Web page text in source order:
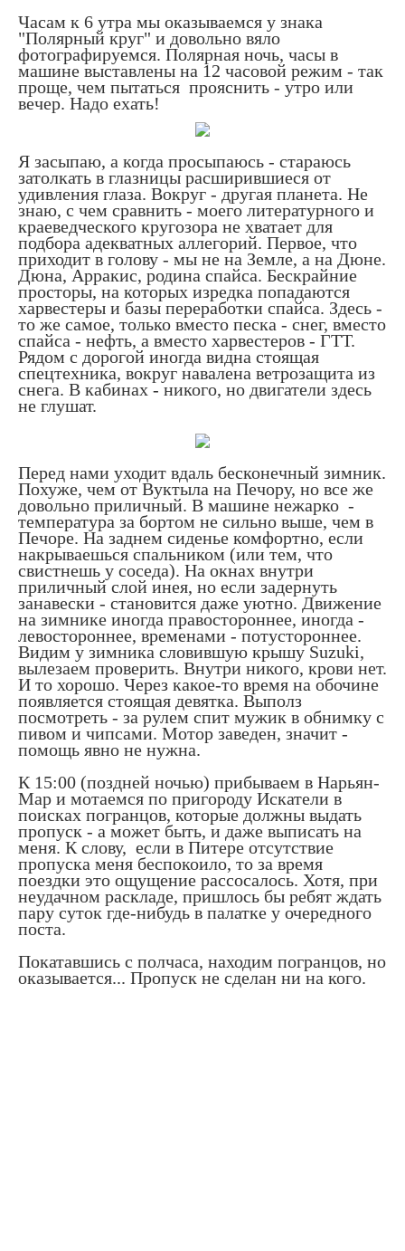
Часам к 6 утра мы оказываемся у знака
"Полярный круг" и довольно вяло
фотографируемся. Полярная ночь, часы в
машине выставлены на 12 часовой режим - так
проще, чем пытаться прояснить - утро или
вечер. Надо ехать!
Я засыпаю, а когда просыпаюсь - стараюсь
затолкать в глазницы расширившиеся от
удивления глаза. Вокруг - другая планета. Не
знаю, с чем сравнить - моего литературного и
краеведческого кругозора не хватает для
подбора адекватных аллегорий. Первое, что
приходит в голову - мы не на Земле, а на Дюне.
Дюна, Арракис, родина спайса. Бескрайние
просторы, на которых изредка попадаются
харвестеры и базы переработки спайса. Здесь -
то же самое, только вместо песка - снег, вместо
спайса - нефть, а вместо харвестеров - ГТТ.
Рядом с дорогой иногда видна стоящая
спецтехника, вокруг навалена ветрозащита из
снега. В кабинах - никого, но двигатели здесь
не глушат.
Перед нами уходит вдаль бесконечный зимник.
Похуже, чем от Вуктыла на Печору, но все же
довольно приличный. В машине нежарко -
температура за бортом не сильно выше, чем в
Печоре. На заднем сиденье комфортно, если
накрываешься спальником (или тем, что
свистнешь у соседа). На окнах внутри
приличный слой инея, но если задернуть
занавески - становится даже уютно. Движение
на зимнике иногда правостороннее, иногда -
левостороннее, временами - потустороннее.
Видим у зимника словившую крышу Suzuki,
вылезаем проверить. Внутри никого, крови нет.
И то хорошо. Через какое-то время на обочине
появляется стоящая девятка. Выполз
посмотреть - за рулем спит мужик в обнимку с
пивом и чипсами. Мотор заведен, значит -
помощь явно не нужна.
К 15:00 (поздней ночью) прибываем в Нарьян-
Мар и мотаемся по пригороду Искатели в
поисках погранцов, которые должны выдать
пропуск - а может быть, и даже выписать на
меня. К слову, если в Питере отсутствие
пропуска меня беспокоило, то за время
поездки это ощущение рассосалось. Хотя, при
неудачном раскладе, пришлось бы ребят ждать
пару суток где-нибудь в палатке у очередного
поста.
Покатавшись с полчаса, находим погранцов, но
оказывается... Пропуск не сделан ни на кого.